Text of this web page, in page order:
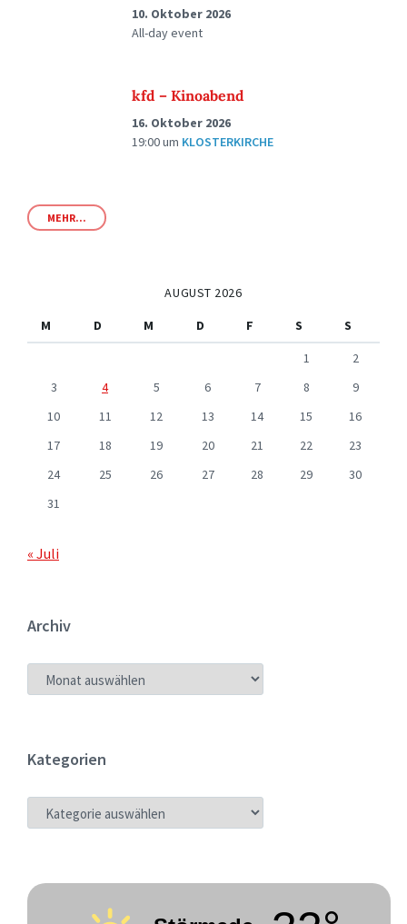
10. Oktober 2026
All-day event
kfd – Kinoabend
16. Oktober 2026
19:00um KLOSTERKIRCHE
MEHR...
AUGUST 2026
M
D M D F S
S
1
2
3
4 5 6 7 8
9
10
11 12 13 14 15
16
17
18 19 20 21 22
23
24
25 26 27 28 29
30
31
« Juli
Archiv
ARCHIV
Kategorien
KATEGORIEN